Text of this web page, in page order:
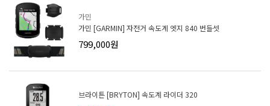
가민
가민 [GARMIN] 자전거 속도계 엣지 840 번들셋
799,000원
브라이튼 [BRYTON] 속도계 라이더 320